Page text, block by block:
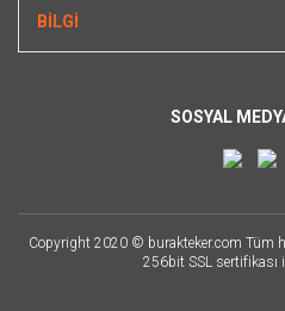
BİLGİ
SOSYAL
Copyright 2020 © burakteker.com Tüm
256bit SSL sertifikası